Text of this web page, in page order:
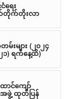
ရေး
က်တိုက်တိုးလာ
းများ (၂၀၂၄
၁) ရက်နေ့ထိ)
င်ကျော်
ဖွဲ့ ထုတ်ပြန်